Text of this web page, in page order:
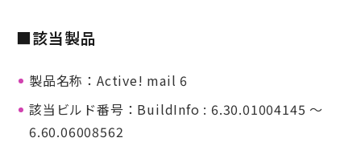
■該当製品
製品名称：Active! mail 6
該当ビルド番号：BuildInfo : 6.30.01004145 ～
6.60.06008562